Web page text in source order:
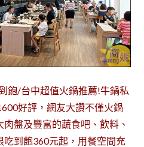
飽/台中超值火鍋推薦!牛鍋私
好評，網友大讚不僅火鍋
盤及豐富的蔬食吧、飲料、
到飽360元起，用餐空間充